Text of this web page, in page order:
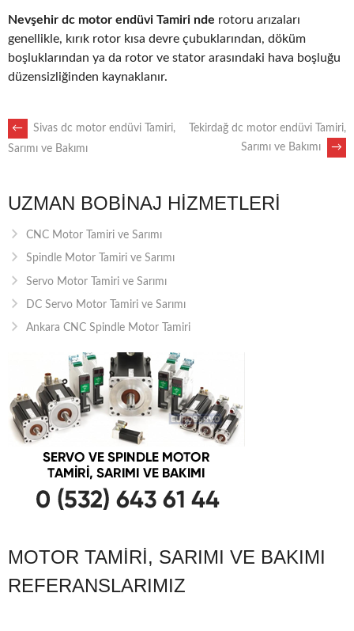
Nevşehir dc motor endüvi Tamiri nde rotoru arızaları
genellikle, kırık rotor kısa devre çubuklarından, döküm
boşluklarından ya da rotor ve stator arasındaki hava boşluğu
düzensizliğinden kaynaklanır.
POST
←
Sivas dc motor endüvi Tamiri,
Sarımı ve Bakımı
Tekirdağ dc motor endüvi Tamiri,
Sarımı ve Bakımı
→
UZMAN BOBINAJ HIZMETLERI
CNC Motor Tamiri ve Sarımı
Spindle Motor Tamiri ve Sarımı
Servo Motor Tamiri ve Sarımı
DC Servo Motor Tamiri ve Sarımı
Ankara CNC Spindle Motor Tamiri
MOTOR TAMIRI, SARIMI VE BAKIMI
REFERANSLARIMIZ